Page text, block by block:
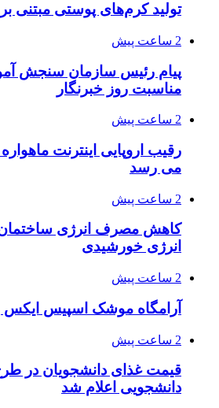
تولید کرم‌های پوستی مبتنی بر
2 ساعت پیش
پیام رئیس سازمان سنجش
مناسبت روز خبرنگار
2 ساعت پیش
رقیب اروپایی اینترنت
می رسد
2 ساعت پیش
کاهش مصرف انرژی
انرژی خورشیدی
2 ساعت پیش
آرامگاه موشک اسپیس
2 ساعت پیش
قیمت غذای دانشجویان در
دانشجویی اعلام شد